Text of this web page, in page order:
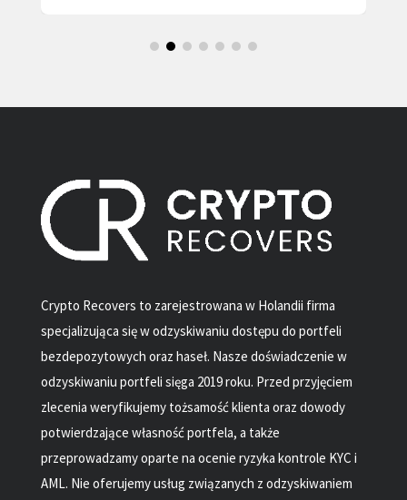
Crypto Recovers to zarejestrowana w Holandii firma
specjalizująca się w odzyskiwaniu dostępu do portfeli
bezdepozytowych oraz haseł. Nasze doświadczenie w
odzyskiwaniu portfeli sięga 2019 roku. Przed przyjęciem
zlecenia weryfikujemy tożsamość klienta oraz dowody
potwierdzające własność portfela, a także
przeprowadzamy oparte na ocenie ryzyka kontrole KYC i
AML. Nie oferujemy usług związanych z odzyskiwaniem